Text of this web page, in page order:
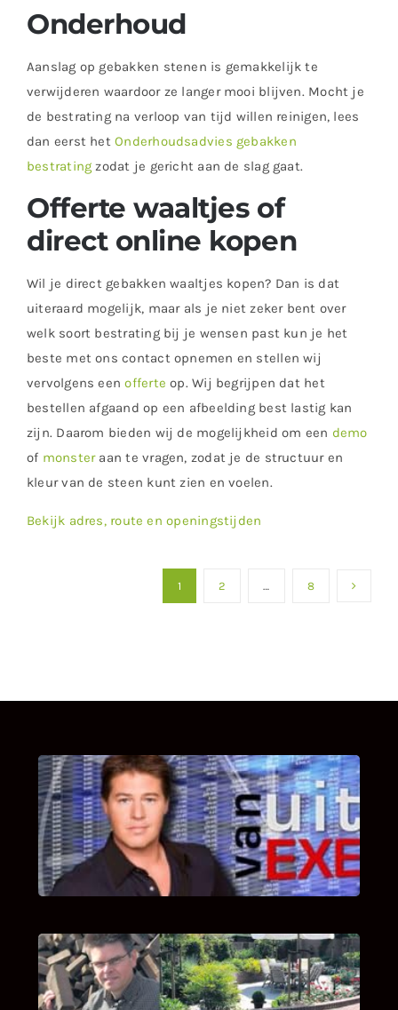
Onderhoud
Aanslag op gebakken stenen is gemakkelijk te
verwijderen waardoor ze langer mooi blijven. Mocht je
de bestrating na verloop van tijd willen reinigen, lees
dan eerst hetOnderhoudsadvies gebakken
bestrating zodat je gericht aan de slag gaat.
Offerte waaltjes of
direct online kopen
Wil je direct gebakken waaltjes kopen? Dan is dat
uiteraard mogelijk, maar als je niet zeker bent over
welk soort bestrating bij je wensen past kun je het
beste met ons contact opnemen en stellen wij
vervolgens eenofferte op. Wij begrijpen dat het
bestellen afgaand op een afbeelding best lastig kan
zijn. Daarom bieden wij de mogelijkheid om een demo
of monsteraan te vragen, zodat je de structuur en
kleur van de steen kunt zien en voelen.
Bekijk adres, route en openingstijden
1 2 … 8
UITSTEL VAN EXECUTIE
Bekijk hier de fragmenten van de deelname
van Bricks and Stones aan dit programma.
INTERVIEW MET HANS BOEREMA
Hoe Bricks and Stones ontstaan is en wat